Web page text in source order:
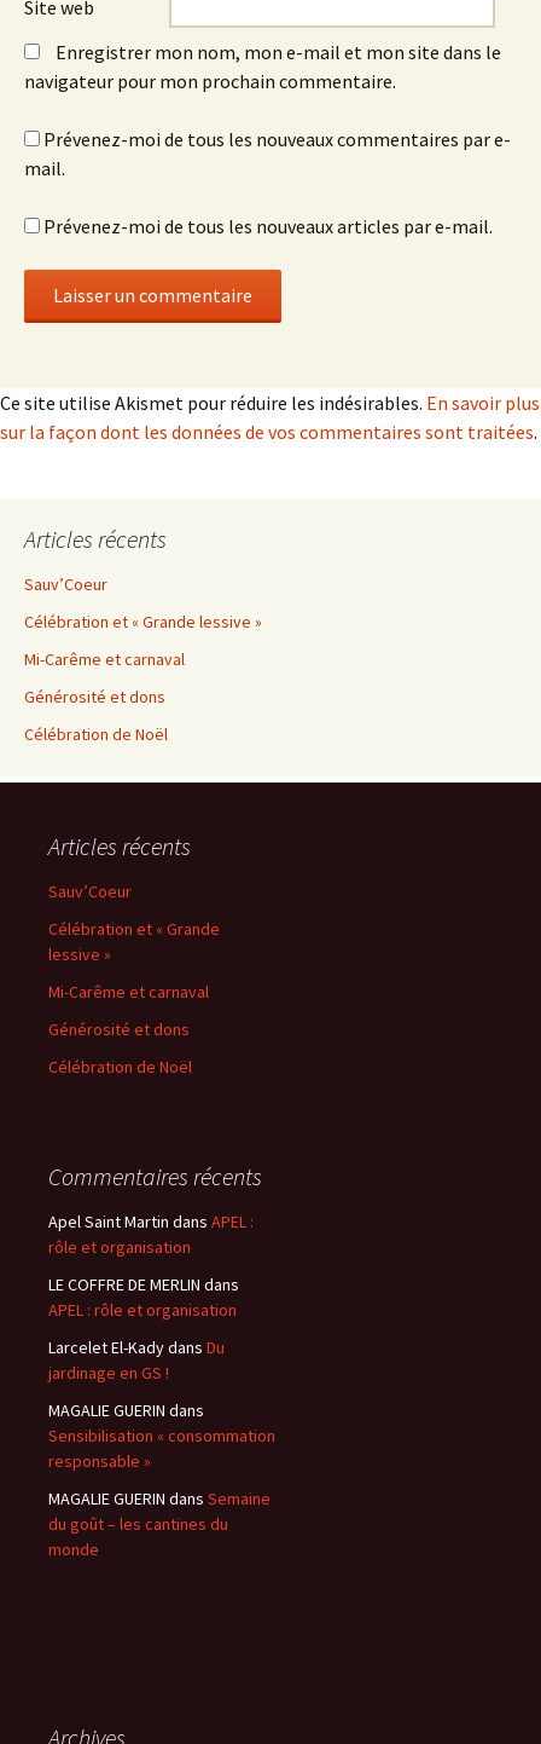
Site web
Enregistrer mon nom, mon e-mail et mon site dans le
navigateur pour mon prochain commentaire.
Prévenez-moi de tous les nouveaux commentaires par e-
mail.
Prévenez-moi de tous les nouveaux articles par e-mail.
Ce site utilise Akismet pour réduire les indésirables. En savoir plus
sur la façon dont les données de vos commentaires sont traitées.
Articles récents
Sauv’Coeur
Célébration et « Grande lessive »
Mi-Carême et carnaval
Générosité et dons
Célébration de Noël
Articles récents
Sauv’Coeur
Célébration et « Grande
lessive »
Mi-Carême et carnaval
Générosité et dons
Célébration de Noël
Commentaires récents
Apel Saint Martin dans APEL :
rôle et organisation
LE COFFRE DE MERLIN dans
APEL : rôle et organisation
Larcelet El-Kadydans Du
jardinage en GS !
MAGALIE GUERIN dans
Sensibilisation « consommation
responsable »
MAGALIE GUERIN dans Semaine
du goût – les cantines du
monde
Archives